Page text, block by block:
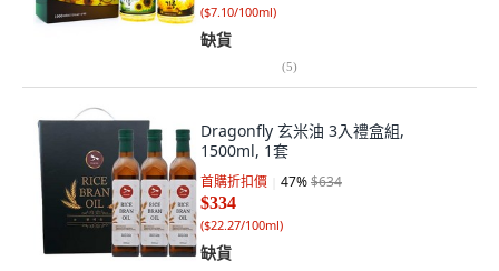
($7.10/100ml)
缺貨
(5)
Dragonfly 玄米油 3入禮盒組,
1500ml, 1套
首購折扣價 47%$634
$334
($22.27/100ml)
缺貨